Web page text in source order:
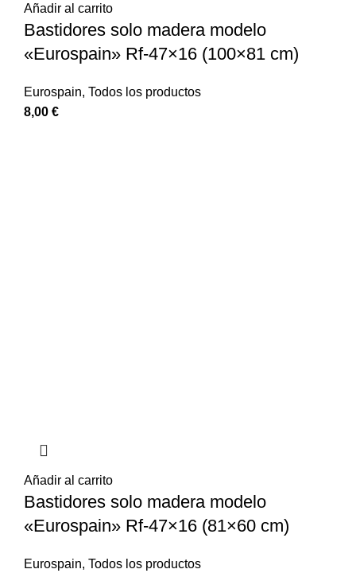
Añadir al carrito
Bastidores solo madera modelo
«Eurospain» Rf-47×16 (100×81 cm)
Eurospain, Todos los productos
8,00 €
Añadir al carrito
Bastidores solo madera modelo
«Eurospain» Rf-47×16 (81×60 cm)
Eurospain, Todos los productos